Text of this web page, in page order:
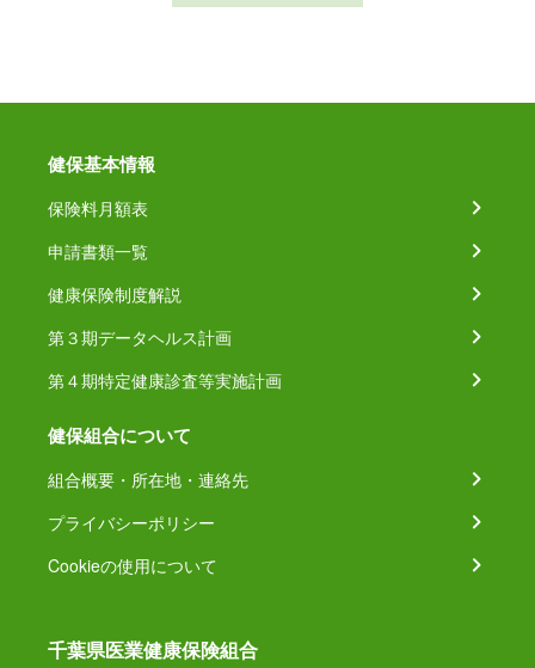
健保基本情報
保険料月額表
申請書類一覧
健康保険制度解説
第３期データヘルス計画
第４期特定健康診査等実施計画
健保組合について
組合概要・所在地・連絡先
プライバシーポリシー
Cookieの使用について
千葉県医業健康保険組合